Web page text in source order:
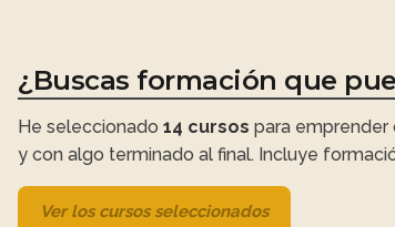
¿Buscas formación que
He seleccionado 14 cursos para emprender
y con algo terminado al final. Incluye
Ver los cursos seleccionados